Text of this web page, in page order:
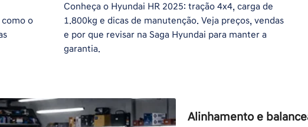
como o
Conheça o Hyundai HR 2025: tração 4x4, carga de
1.800kg e dicas de manutenção. Veja preços, vendas
e por que revisar na Saga Hyundai para manter a
garantia.
Alinhamento e